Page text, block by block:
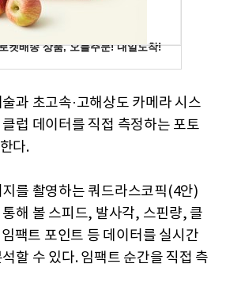
과 초고속·고해상도 카메라 시스
럽 데이터를 직접 측정하는 포토
다.
를 촬영하는 쿼드라스코픽(4안)
해 볼 스피드, 발사각, 스핀량, 클
팩트 포인트 등 데이터를 실시간
할 수 있다. 임팩트 순간을 직접 측